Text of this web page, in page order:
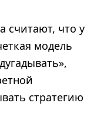
считают, что у
модель
стратегию